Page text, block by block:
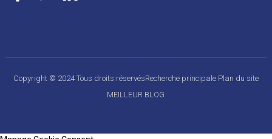
Copyright © 2024 Tous droits réservésRecherche principale Plan du site
MEILLEUR BLOG